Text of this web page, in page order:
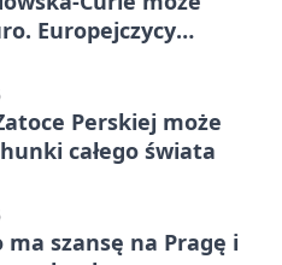
Europejczycy
Perskiej może
całego świata
ma szansę na Pragę i